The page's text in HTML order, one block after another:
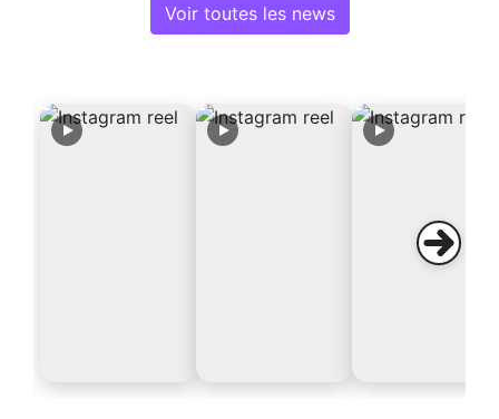
Voir toutes les news